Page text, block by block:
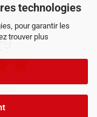
technologies
pour garantir les
trouver plus